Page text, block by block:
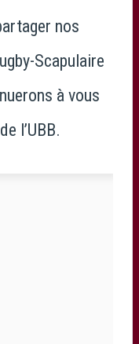
nos
Scapulaire
à vous
l’UBB.